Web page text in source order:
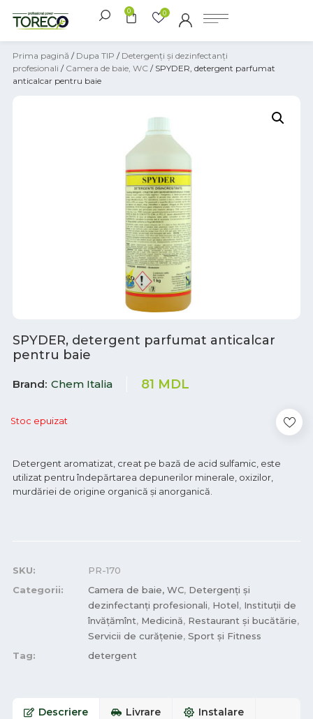
0 0
Prima pagină / Dupa TIP / Detergenți și dezinfectanți
profesionali / Camera de baie, WC / SPYDER, detergent parfumat
anticalcar pentru baie
SPYDER, detergent parfumat anticalcar
pentru baie
Brand Chem Italia 81 MDL
Stoc epuizat
Detergent aromatizat, creat pe bază de acid sulfamic, este
utilizat pentru îndepărtarea depunerilor minerale, oxizilor,
murdăriei de origine organică și anorganică.
SKU:
PR-170
Categorii:
Camera de baie, WC, Detergenți și
dezinfectanți profesionali, Hotel, Instituții de
învățămînt, Medicină, Restaurant și bucătărie,
Servicii de curățenie, Sport și Fitness
Tag:
detergent
Descriere Livrare Instalare